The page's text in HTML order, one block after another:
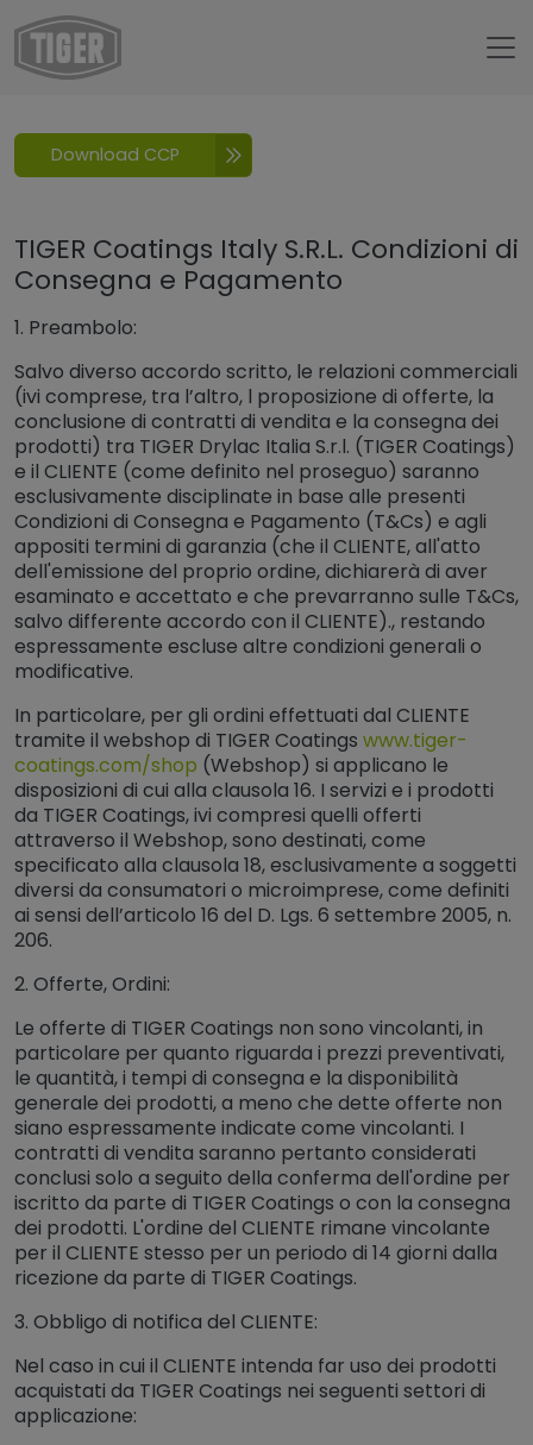
CCPDownload CCP
TIGER Coatings Italy S.R.L. Condizioni di
Consegna e Pagamento
1. Preambolo:
Salvo diverso accordo scritto, le relazioni commerciali
(ivi comprese, tra l’altro, l proposizione di offerte, la
conclusione di contratti di vendita e la consegna dei
prodotti) tra TIGER Drylac Italia S.r.l. (TIGER Coatings)
e il CLIENTE (come definito nel proseguo) saranno
esclusivamente disciplinate in base alle presenti
Condizioni di Consegna e Pagamento (T&Cs) e agli
appositi termini di garanzia (che il CLIENTE, all'atto
dell'emissione del proprio ordine, dichiarerà di aver
esaminato e accettato e che prevarranno sulle T&Cs,
salvo differente accordo con il CLIENTE)., restando
espressamente escluse altre condizioni generali o
modificative.
In particolare, per gli ordini effettuati dal CLIENTE
tramite il webshop di TIGER Coatings www.tiger-
coatings.com/shop (Webshop) si applicano le
disposizioni di cui alla clausola 16. I servizi e i prodotti
da TIGER Coatings, ivi compresi quelli offerti
attraverso il Webshop, sono destinati, come
specificato alla clausola 18, esclusivamente a soggetti
diversi da consumatori o microimprese, come definiti
ai sensi dell’articolo 16 del D. Lgs. 6 settembre 2005, n.
206.
2. Offerte, Ordini:
Le offerte di TIGER Coatings non sono vincolanti, in
particolare per quanto riguarda i prezzi preventivati,
le quantità, i tempi di consegna e la disponibilità
generale dei prodotti, a meno che dette offerte non
siano espressamente indicate come vincolanti. I
contratti di vendita saranno pertanto considerati
conclusi solo a seguito della conferma dell'ordine per
iscritto da parte di TIGER Coatings o con la consegna
dei prodotti. L'ordine del CLIENTE rimane vincolante
per il CLIENTE stesso per un periodo di 14 giorni dalla
ricezione da parte di TIGER Coatings.
3. Obbligo di notifica del CLIENTE:
Nel caso in cui il CLIENTE intenda far uso dei prodotti
acquistati da TIGER Coatings nei seguenti settori di
applicazione: